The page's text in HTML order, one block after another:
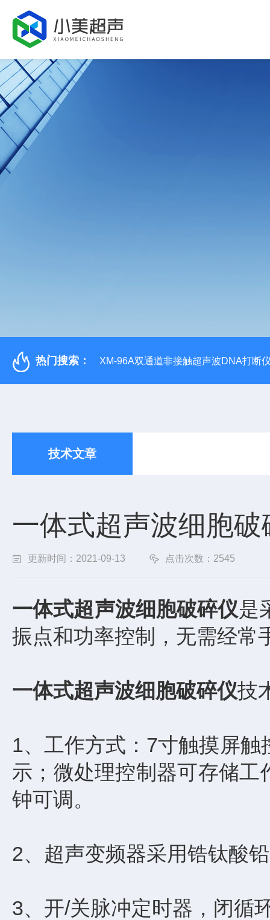
热门搜索： XM-96A双通道非接触超声波DNA打断
技术文章
一体式超声波细胞
更新时间：2021-09-13 点击次数：2545
一体式超声波细胞破碎仪是
振点和功率控制，无需经常
一体式超声波细胞破碎仪技
1、工作方式：7寸触摸屏
示；微处理控制器可存储
钟可调。
2、超声变频器采用锆钛酸
3、开/关脉冲定时器，闭循